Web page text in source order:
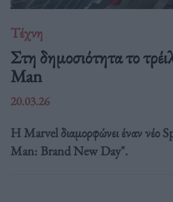
Τέχνη
Στη δημοσιότητα το
Man
20.03.26
Η Marvel διαμορφώνει έναν νέο
Man: Brand New Day".